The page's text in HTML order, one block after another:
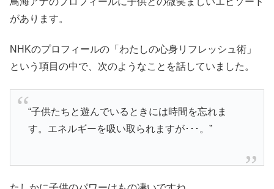
があります。
NHKのプロフィールの「わたしの心身リフレッシュ術」
という項目の中で、次のようなことを話していました。
“子供たちと遊んでいるときには時間を忘れま
す。エネルギーを吸い取られますが･･･。”